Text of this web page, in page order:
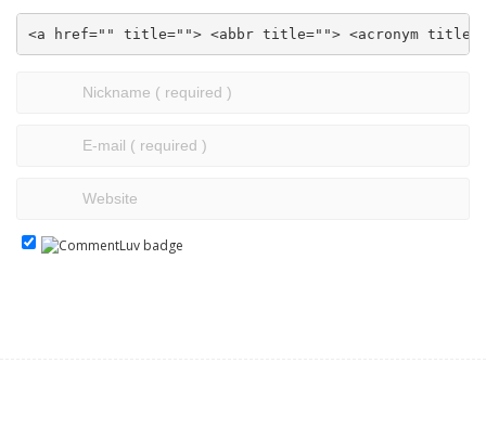
<a href="" title=""> <abbr title=""> <acronym